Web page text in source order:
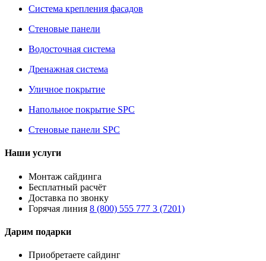
Система крепления фасадов
Стеновые панели
Водосточная система
Дренажная система
Уличное покрытие
Напольное покрытие SPC
Стеновые панели SPC
Наши услуги
Монтаж сайдинга
Бесплатный расчёт
Доставка по звонку
Горячая линия 8 (800) 555 777 3 (7201)
Дарим подарки
Приобретаете сайдинг